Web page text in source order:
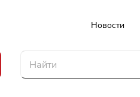
Новости